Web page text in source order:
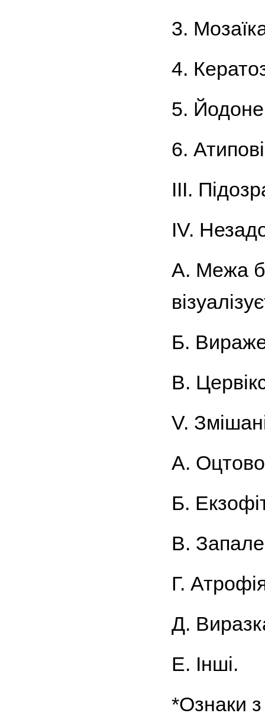
3.
4.
5.
6.
ІІІ.
ІV.
А. Межа
Б.
В.
V.
А.
Б.
В.
Г.
Д.
Е. Інші.
*Ознаки